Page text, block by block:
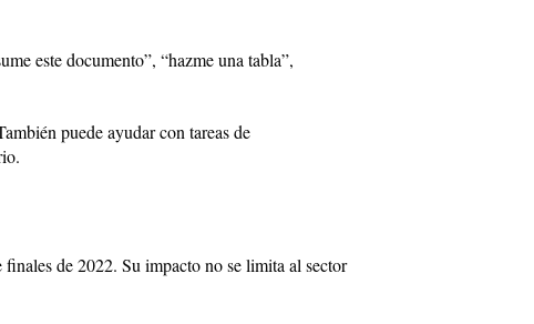
este documento”, “hazme una tabla”,
puede ayudar con tareas de
de 2022. Su impacto no se limita al sector